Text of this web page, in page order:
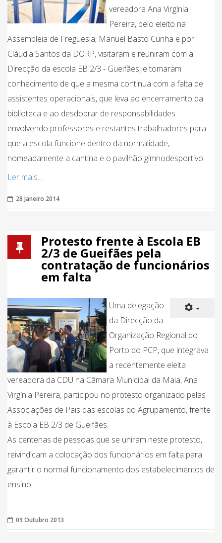
vereadora Ana Virgínia
Pereira, pelo eleito na
Assembleia de Freguesia, Manuel Basto Cunha e por
Cláudia Santos da DORP, visitaram e reuniram com a
Direcção da escola EB 2/3 - Gueifães, e tomaram
conhecimento de que a mesma continua com a falta de
assistentes operacionais, que leva ao encerramento da
biblioteca e ao desdobrar de responsabilidades
envolvendo professores e restantes trabalhadores para
que a escola funcione dentro da normalidade,
nomeadamente a cantina e o pavilhão gimnodesportivo.
Ler mais...
28 Janeiro 2014
Protesto frente à Escola EB
2/3 de Gueifães pela
contratação de funcionários
em falta
Uma delegação
da Direcção da
Organização Regional do
Porto do PCP, que integrava
a recentemente eleita
vereadora da CDU na Câmara Municipal da Maia, Ana
Virgínia Pereira, participou no protesto organizado pelas
Associações de Pais das escolas do Agrupamento, frente
à Escola EB 2/3 de Gueifães.
As centenas de pessoas que se uniram neste protesto,
reivindicam a colocação dos funcionários em falta para
garantir o normal funcionamento dos estabelecimentos de
ensino.
09 Outubro 2013